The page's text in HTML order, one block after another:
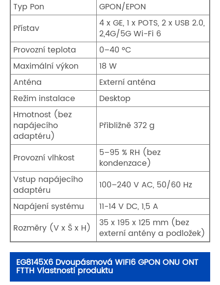
Typ Pon
GPON/EPON
Přístav
4 x GE, 1 x POTS, 2 x USB 2.0,
2,4G/5G Wi-Fi 6
Provozní teplota
0–40 °C
Maximální výkon
18 W
Anténa
Externí anténa
Režim instalace
Desktop
Hmotnost (bez
napájecího
adaptéru)
Přibližně 372 g
Provozní vlhkost
5–95 % RH (bez
kondenzace)
Vstup napájecího
adaptéru
100–240 V AC, 50/60 Hz
Napájení systému
11-14 V DC, 1,5 A
Rozměry (V x Š x H)
35 x 195 x 125 mm (bez
externí antény a podložek)
EG8145X6 Dvoupásmová WIFI6 GPON ONU ONT
FTTH Vlastnosti produktu